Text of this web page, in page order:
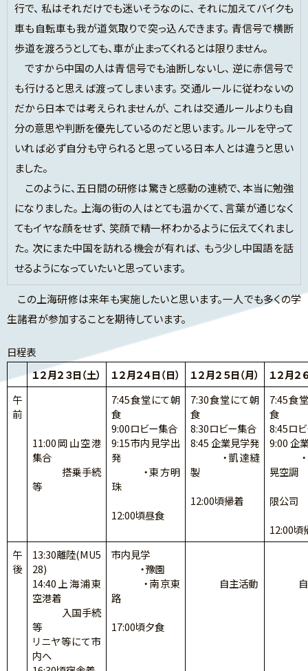
行で、 私はそれだけでも迷いそうなのに、 それに加えてバイクも
車も自転車も我が道気取りで突っ込んできます。 青信号で横断
歩道を渡ろうとしても、車が止まってくれるとは限りません。
ですから中国の人は青信号でも油断しないし、 逆に赤信号で
も行けると思えば渡ってしまいます。 交通ルールに従わないの
だから日本では考えられませんが、 これは交通ルールよりも自
分の意思や判断を優先しているのだと思います。 ルールを守って
いれば必ず自分も守られると思っている日本人とは違うと思い
ました。
このように、五日間の研修は驚きと感動の連続で、本当に勉強
になりました。 上海の街の人はとても温かくて、言葉が通じなく
てもイヤな顔をせず、 笑顔で精一杯わかるように伝えてくれまし
た。 次にまた中国を訪れる機会が有れば、 もう少し中国語を話
せるようになっていたいと思っています。
この上海研修は来年も実施したいと思います。一人でも多くの学
生諸君が参加することを期待しています。
日程表
１２月２３日（土）
１２月２４日（日） １２月２５日（月）
１２月２
午
前
11:00岡山空港
集合
搭乗手続
等
7:45食堂にて朝
食
9:00ロビー集合
9:15市内見学出
発
・東方明
珠
12:00頃昼食
7:30食堂にて朝
食
8:30ロビー集合
8:45 企業見学発
・凱達縫
製
12:00頃帰着
7:45食
食
8:45ロ
9:00 企
・
晃空調
限公司
12:00頃
午
後
13:30離陸(MU5
28)
14:40上海浦東
空港着
入国手続
等
リニヤ等にて市
内へ
市内見学
・豫園
・南京東
路
17:00頃夕食
自主活動 自